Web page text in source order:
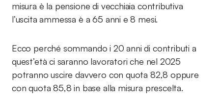
misura è la pensione di vecchiaia contributiva
l’uscita ammessa è a 65 anni e 8 mesi.
Ecco perché sommando i 20 anni di contributi a
quest’età ci saranno lavoratori che nel 2025
potranno uscire davvero con quota 82,8 oppure
con quota 85,8 in base alla misura prescelta.